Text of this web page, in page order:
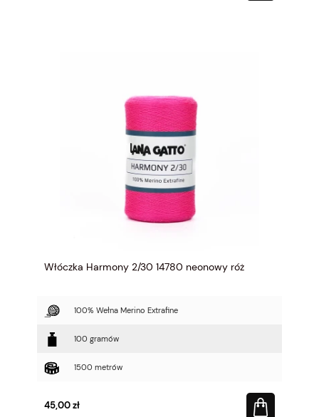
Włóczka Harmony 2/30 14780 neonowy róż
100% Wełna Merino Extrafine
100 gramów
1500 metrów
45,00 zł